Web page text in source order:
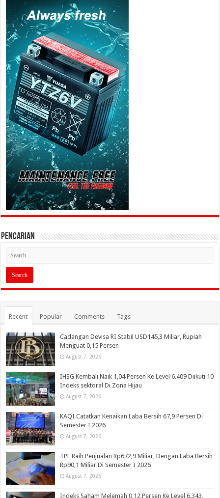
PENCARIAN
Recent Popular Comments Tags
Cadangan Devisa RI Stabil USD145,3 Miliar, Rupiah
Menguat 0,15 Persen
August 7, 2026
IHSG Kembali Naik 1,04 Persen Ke Level 6.409 Diikuti 10
Indeks sektoral Di Zona Hijau
August 7, 2026
KAQI Catatkan Kenaikan Laba Bersih 67,9 Persen Di
Semester I 2026
August 7, 2026
TPE Raih Penjualan Rp672,9 Miliar, Dengan Laba Bersih
Rp90,1 Miliar Di Semester I 2026
August 7, 2026
Indeks Saham Melemah 0,12 Persen Ke Level 6.343,